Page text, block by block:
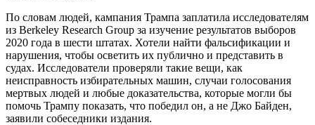
По словам людей, кампания Трампа заплатила исследователям
из Berkeley Research Group за изучение результатов выборов
2020 года в шести штатах. Хотели найти фальсификации и
нарушения, чтобы осветить их публично и представить в
судах. Исследователи проверяли такие вещи, как
неисправность избирательных машин, случаи голосования
мертвых людей и любые доказательства, которые могли бы
помочь Трампу показать, что победил он, а не Джо Байден,
заявили собеседники издания.